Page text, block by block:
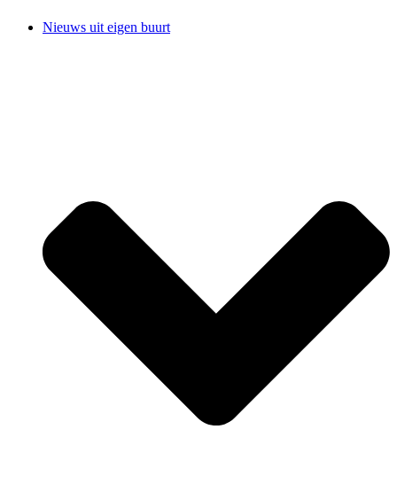
Nieuws uit eigen buurt